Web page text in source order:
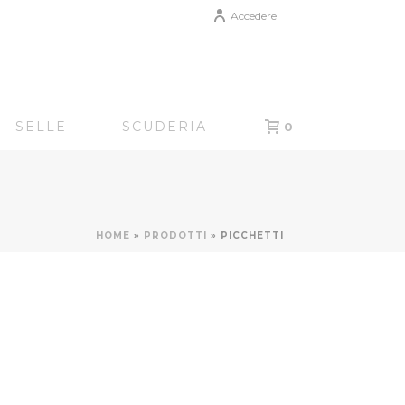
Accedere
SELLE SCUDERIA 0
HOME » PRODOTTI » PICCHETTI